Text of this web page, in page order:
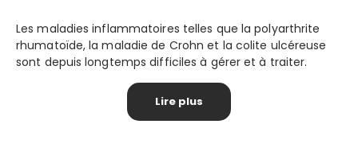
Les maladies inflammatoires telles que la polyarthrite
rhumatoïde, la maladie de Crohn et la colite ulcéreuse
sont depuis longtemps difficiles à gérer et à traiter.
Lire plus